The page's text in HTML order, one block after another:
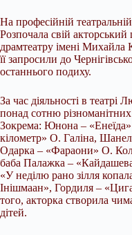
На професійній
Розпочала свій
драмтеатру імені Михайла
її запросили до
останнього подиху.
За час діяльності в театрі
понад сотню
Зокрема: Юнона –
кілометр» О. Галіна,
Одарка – «Фараони» О.
баба Палажка –
«У неділю рано зілля
Інішмаан», Гордиля –
того, акторка створила
дітей.